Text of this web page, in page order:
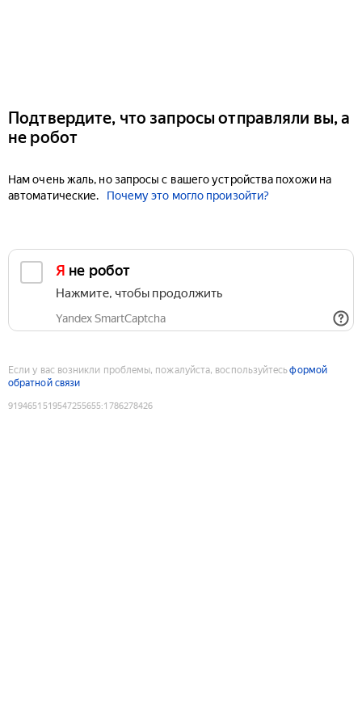
Подтвердите, что запросы отправляли вы, а
не робот
Нам очень жаль, но запросы с вашего устройства похожи на
автоматические.
Почему это могло произойти?
Я не робот
Нажмите, чтобы продолжить
Yandex SmartCaptcha
Если у вас возникли проблемы, пожалуйста, воспользуйтесьформой
обратной связи
9194651519547255655:1786278426